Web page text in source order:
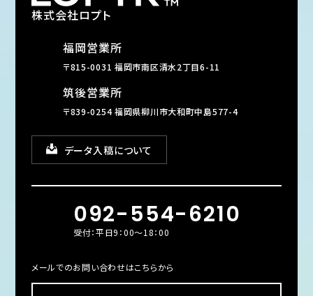
株式会社ロプト
福岡営業所
〒815-0031 福岡市南区清水2丁目6-11
筑後営業所
〒839-0254 福岡県柳川市大和町中島577-4
データ入稿について
092-554-6210
受付：平日9：00～18：00
メールでのお問い合わせはこちらから